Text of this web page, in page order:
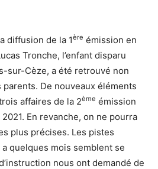
diffusion de la 1ère émission en
Tronche, l’enfant disparu
sur-Cèze, a été retrouvé non
De nouveaux éléments
affaires de la 2ème émission
En revanche, on ne pourra
plus précises. Les pistes
quelques mois semblent se
nous ont demandé de